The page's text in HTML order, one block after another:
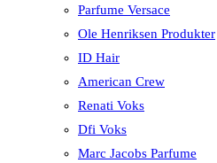
Parfume Versace
Ole Henriksen Produkter
ID Hair
American Crew
Renati Voks
Dfi Voks
Marc Jacobs Parfume